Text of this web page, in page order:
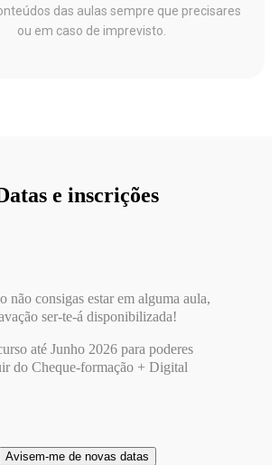
das aulas sempre que precisares
ou em caso de imprevisto.
e inscrições
não consigas estar em alguma aula,
ser-te-á disponibilizada!
até Junho 2026 para poderes
do Cheque-formação + Digital
Avisem-me de novas datas